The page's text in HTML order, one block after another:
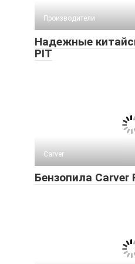
Производители
Надежные
PIT
Carver
Бензопила Carver